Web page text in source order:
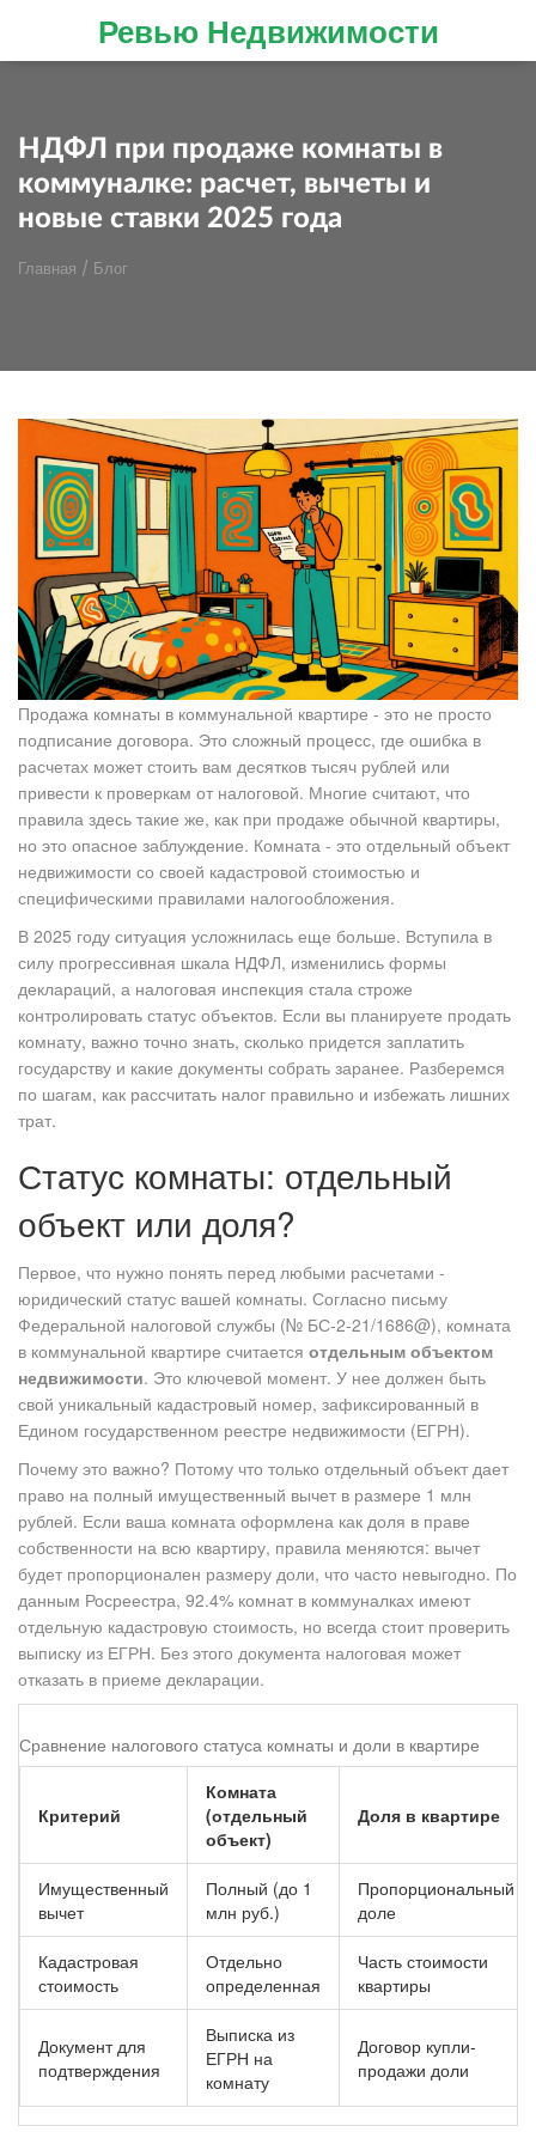
Ревью Недвижимости
НДФЛ при продаже комнаты в
коммуналке: расчет, вычеты и
новые ставки 2025 года
Главная / Блог
Продажа комнаты в коммунальной квартире - это не просто
подписание договора. Это сложный процесс, где ошибка в
расчетах может стоить вам десятков тысяч рублей или
привести к проверкам от налоговой. Многие считают, что
правила здесь такие же, как при продаже обычной квартиры,
но это опасное заблуждение. Комната - это отдельный объект
недвижимости со своей кадастровой стоимостью и
специфическими правилами налогообложения.
В 2025 году ситуация усложнилась еще больше. Вступила в
силу прогрессивная шкала НДФЛ, изменились формы
деклараций, а налоговая инспекция стала строже
контролировать статус объектов. Если вы планируете продать
комнату, важно точно знать, сколько придется заплатить
государству и какие документы собрать заранее. Разберемся
по шагам, как рассчитать налог правильно и избежать лишних
трат.
Статус комнаты: отдельный
объект или доля?
Первое, что нужно понять перед любыми расчетами -
юридический статус вашей комнаты. Согласно письму
Федеральной налоговой службы (№ БС-2-21/1686@), комната
в коммунальной квартире считается отдельным объектом
недвижимости. Это ключевой момент. У нее должен быть
свой уникальный кадастровый номер, зафиксированный в
Едином государственном реестре недвижимости (ЕГРН).
Почему это важно? Потому что только отдельный объект дает
право на полный имущественный вычет в размере 1 млн
рублей. Если ваша комната оформлена как доля в праве
собственности на всю квартиру, правила меняются: вычет
будет пропорционален размеру доли, что часто невыгодно. По
данным Росреестра, 92.4% комнат в коммуналках имеют
отдельную кадастровую стоимость, но всегда стоит проверить
выписку из ЕГРН. Без этого документа налоговая может
отказать в приеме декларации.
Сравнение налогового статуса комнаты и доли в квартире
Критерий
Комната
(отдельный
объект)
Доля в квартире
Имущественный
вычет
Полный (до 1
млн руб.)
Пропорциональный
доле
Кадастровая
стоимость
Отдельно
определенная
Часть стоимости
квартиры
Документ для
подтверждения
Выписка из
ЕГРН на
комнату
Договор купли-
продажи доли